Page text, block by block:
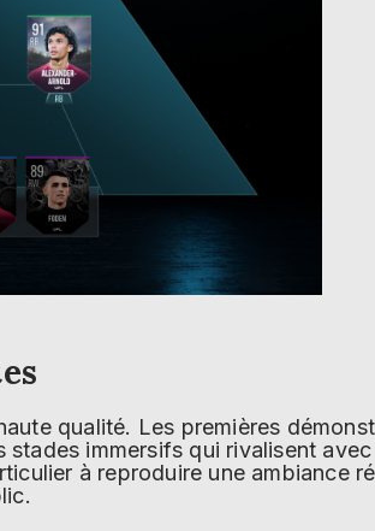
qualité. Les premières
immersifs qui rivalisent
à reproduire une ambiance